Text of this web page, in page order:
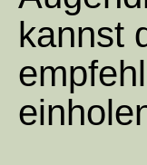
kannst